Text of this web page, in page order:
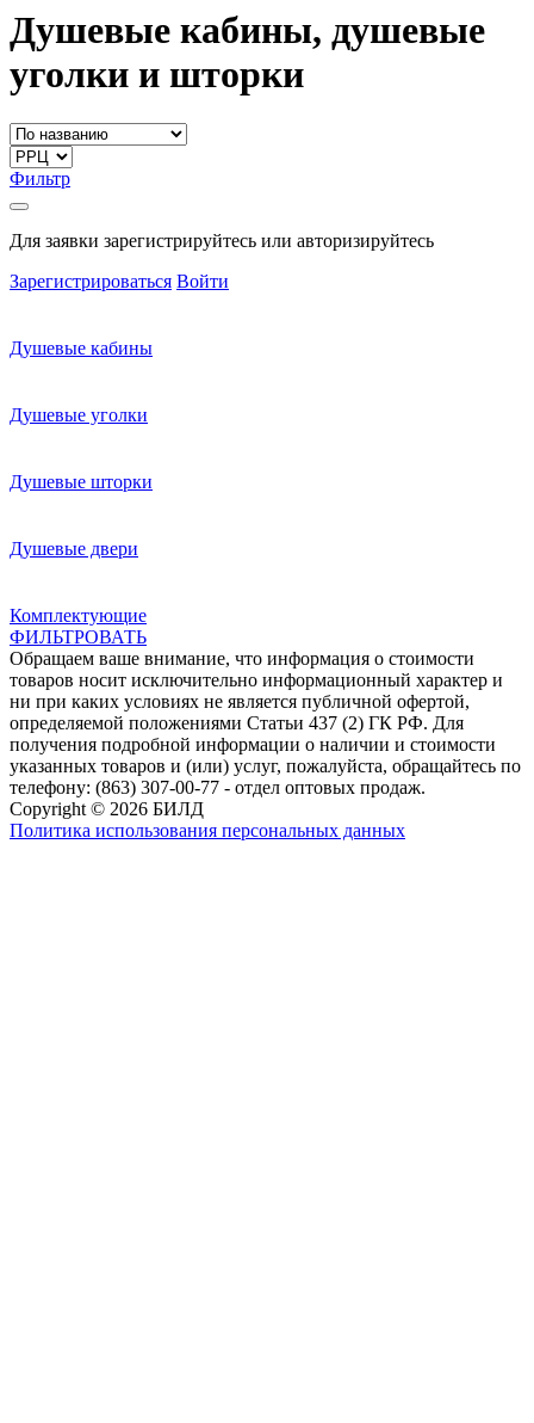
Душевые кабины, душевые
уголки и шторки
Фильтр
Для заявки зарегистрируйтесь или авторизируйтесь
Зарегистрироваться Войти
Душевые кабины
Душевые уголки
Душевые шторки
Душевые двери
Комплектующие
ФИЛЬТРОВАТЬ
Обращаем ваше внимание, что информация о стоимости
товаров носит исключительно информационный характер и
ни при каких условиях не является публичной офертой,
определяемой положениями Статьи 437 (2) ГК РФ. Для
получения подробной информации о наличии и стоимости
указанных товаров и (или) услуг, пожалуйста, обращайтесь по
телефону: (863) 307-00-77 - отдел оптовых продаж.
Copyright © 2026 БИЛД
Политика использования персональных данных